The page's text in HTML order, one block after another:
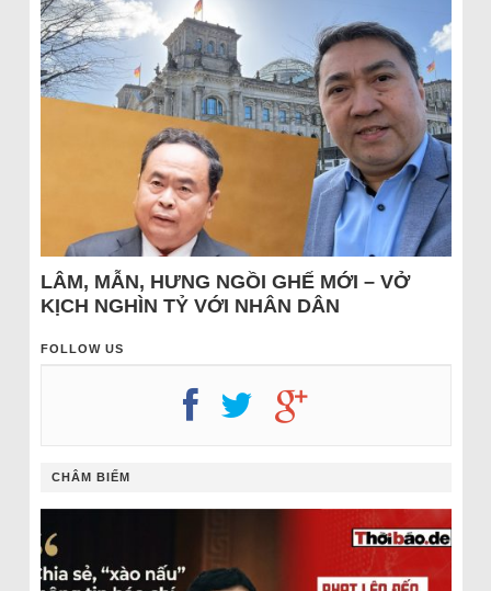
LÂM, MẪN, HƯNG NGỒI GHẾ MỚI – VỞ
KỊCH NGHÌN TỶ VỚI NHÂN DÂN
FOLLOW US
CHÂM BIẾM